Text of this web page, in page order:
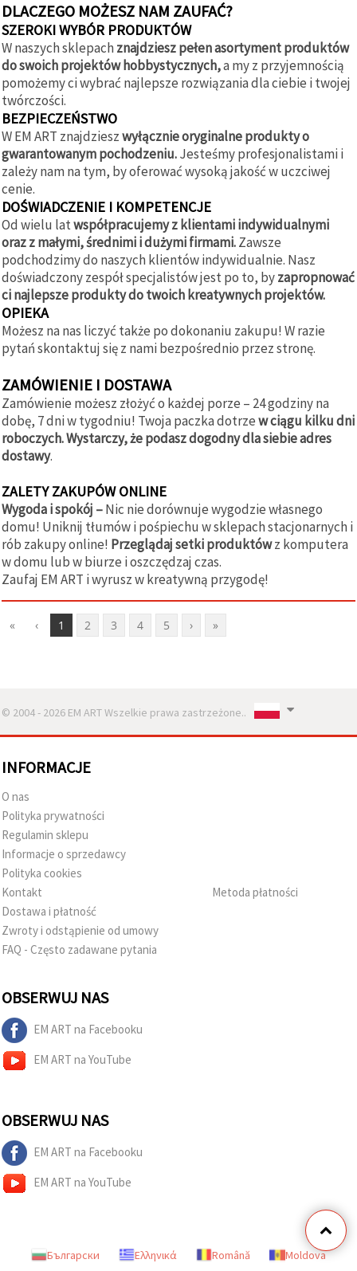
DLACZEGO MOŻESZ NAM ZAUFAĆ?
SZEROKI WYBÓR PRODUKTÓW
W naszych sklepach znajdziesz pełen asortyment produktów
do swoich projektów hobbystycznych,a my z przyjemnością
pomożemy ci wybrać najlepsze rozwiązania dla ciebie i twojej
twórczości.
BEZPIECZEŃSTWO
W EM ART znajdzieszwyłącznie oryginalne produkty o
gwarantowanym pochodzeniu.Jesteśmy profesjonalistami i
zależy nam na tym, by oferować wysoką jakość w uczciwej
cenie.
DOŚWIADCZENIE I KOMPETENCJE
Od wielu latwspółpracujemy z klientami indywidualnymi
oraz z małymi, średnimi i dużymi firmami.Zawsze
podchodzimy do naszych klientów indywidualnie. Nasz
doświadczony zespół specjalistów jest po to, byzapropnować
ci najlepsze produkty do twoich kreatywnych projektów.
OPIEKA
Możesz na nas liczyć także po dokonaniu zakupu! W razie
pytań skontaktuj się z nami bezpośrednio przez stronę.
ZAMÓWIENIE I DOSTAWA
Zamówienie możesz złożyć o każdej porze – 24 godziny na
dobę, 7 dni w tygodniu! Twoja paczka dotrzew ciągu kilku dni
roboczych. Wystarczy, że podasz dogodny dla siebie adres
dostawy.
ZALETY ZAKUPÓW ONLINE
Wygoda i spokój –Nic nie dorównuje wygodzie własnego
domu! Uniknij tłumów i pośpiechu w sklepach stacjonarnych i
rób zakupy online! Przeglądaj setki produktówz komputera
w domu lub w biurze i oszczędzaj czas.
Zaufaj EM ART i wyrusz w kreatywną przygodę!
« ‹ 1 2 3 4 5 › »
© 2004 - 2026 EM ART Wszelkie prawa zastrzeżone..
INFORMACJE
O nas
Polityka prywatności
Regulamin sklepu
Informacje o sprzedawcy
Polityka cookies
Kontakt
Dostawa i płatność
Zwroty i odstąpienie od umowy
FAQ - Często zadawane pytania
Metoda płatności
OBSERWUJ NAS
EM ART na Facebooku
EM ART na YouTube
OBSERWUJ NAS
EM ART na Facebooku
EM ART na YouTube
Български Ελληνικά Română Moldova